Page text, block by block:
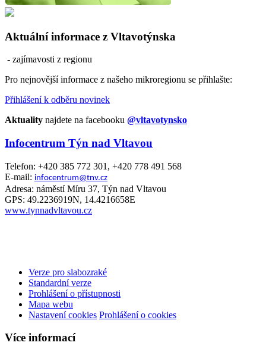
Aktuální informace z Vltavotýnska
- zajímavosti z regionu
Pro nejnovější informace z našeho mikroregionu se přihlašte:
Přihlášení k odběru novinek
Aktuality najdete na facebooku @vltavotynsko
Infocentrum Týn nad Vltavou
Telefon: +420 385 772 301, +420 778 491 568
E-mail: infocentrum@tnv.cz
Adresa: náměstí Míru 37, Týn nad Vltavou
GPS: 49.2236919N, 14.4216658E
www.tynnadvltavou.cz
Verze pro slabozraké
Standardní verze
Prohlášení o přístupnosti
Mapa webu
Nastavení cookies Prohlášení o cookies
Více informací